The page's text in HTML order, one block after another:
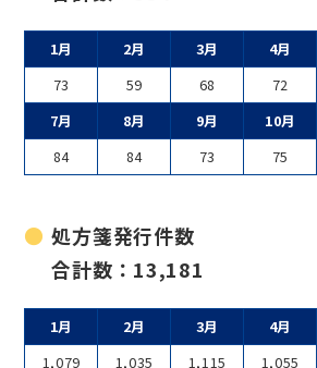
1月 2月 3月 4月
73
59 68 72
7月
8月 9月 10月
84
84 73 75
処方箋発行件数
合計数：13,181
1月 2月 3月 4月
1,079
1,035 1,115 1,055